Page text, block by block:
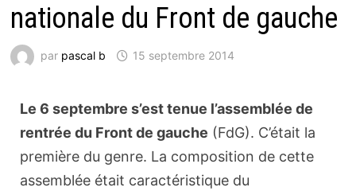
nationale du Front de gauche
par pascal b 15 septembre 2014
Le 6 septembre s’est tenue l’assemblée de
rentrée du Front de gauche (FdG). C’était la
première du genre. La composition de cette
assemblée était caractéristique du